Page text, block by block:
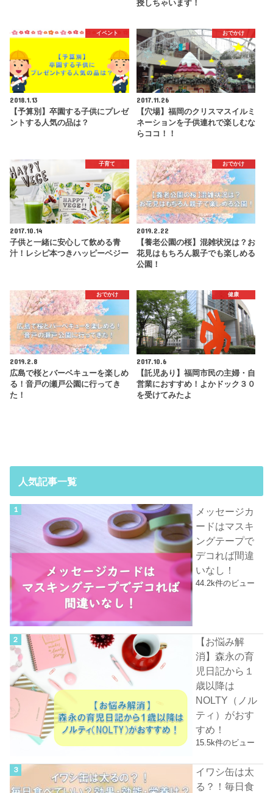
授しちゃいます！
イベント
2018.1.13
【予算別】卒園する子供にプレゼ
ントする人気の品は？
おでかけ
2017.11.26
【穴場】福岡のクリスマスイルミ
ネーションを子供連れで楽しむな
らココ！！
子育て
2017.10.14
子供と一緒に安心して飲める青
汁！レシピ本つきハッピーベジー
おでかけ
2019.2.22
【養老公園の桜】混雑状況は？お
花見はもちろん親子でも楽しめる
公園！
おでかけ
2019.2.8
広島で桜とバーベキューを楽しめ
る！音戸の瀬戸公園に行ってき
た！
健康
2017.10.6
【託児あり】福岡市民の主婦・自
営業におすすめ！よかドック３０
を受けてみたよ
人気記事一覧
メッセージカ
ードはマスキ
ングテープで
デコれば間違
いなし！
44.2k件のビュー
【お悩み解
消】森永の育
児日記から１
歳以降は
NOLTY（ノル
ティ）がおす
すめ！
15.5k件のビュー
イワシ缶は太
る？！毎日食